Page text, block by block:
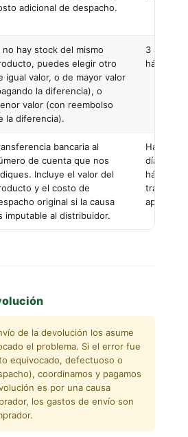
adicional de despacho.
no hay stock del mismo
puedes elegir otro
igual valor, o de mayor valor
la diferencia), o
valor (con reembolso
la diferencia).
3 a 7 días
hábiles
bancaria al
de cuenta que nos
Incluye el valor del
y el costo de
original si la causa
imputable al distribuidor.
Hasta 7
días
hábiles
tras
de la devolución los asume
el problema. Si el error fue
equivocado, defectuoso o
coordinamos y pagamos
es por una causa
los gastos de envío son